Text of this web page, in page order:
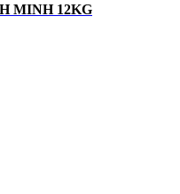
MINH 12KG